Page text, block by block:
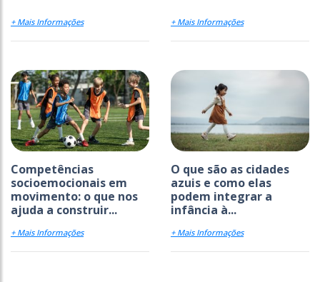
+ Mais Informações + Mais Informações
Competências
socioemocionais em
movimento: o que nos
ajuda a construir...
+ Mais Informações
O que são as cidades
azuis e como elas
podem integrar a
infância à...
+ Mais Informações